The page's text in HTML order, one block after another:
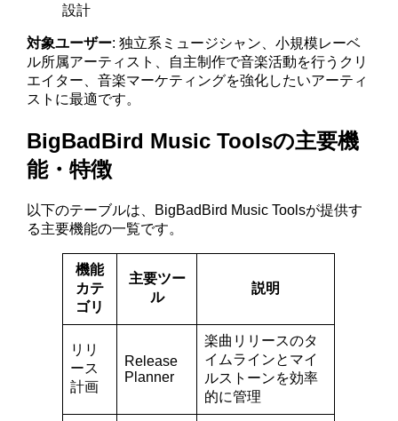
設計
対象ユーザー: 独立系ミュージシャン、小規模レーベ
ル所属アーティスト、自主制作で音楽活動を行うクリ
エイター、音楽マーケティングを強化したいアーティ
ストに最適です。
BigBadBird Music Toolsの主要機
能・特徴
以下のテーブルは、BigBadBird Music Toolsが提供す
る主要機能の一覧です。
機能
カテ
ゴリ
主要ツー
ル
説明
リリ
ース
計画
Release
Planner
楽曲リリースのタ
イムラインとマイ
ルストーンを効率
的に管理